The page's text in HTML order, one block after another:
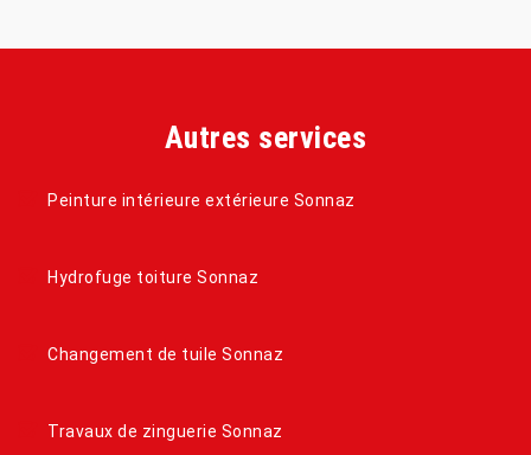
Autres services
Peinture intérieure extérieure Sonnaz
Hydrofuge toiture Sonnaz
Changement de tuile Sonnaz
Travaux de zinguerie Sonnaz